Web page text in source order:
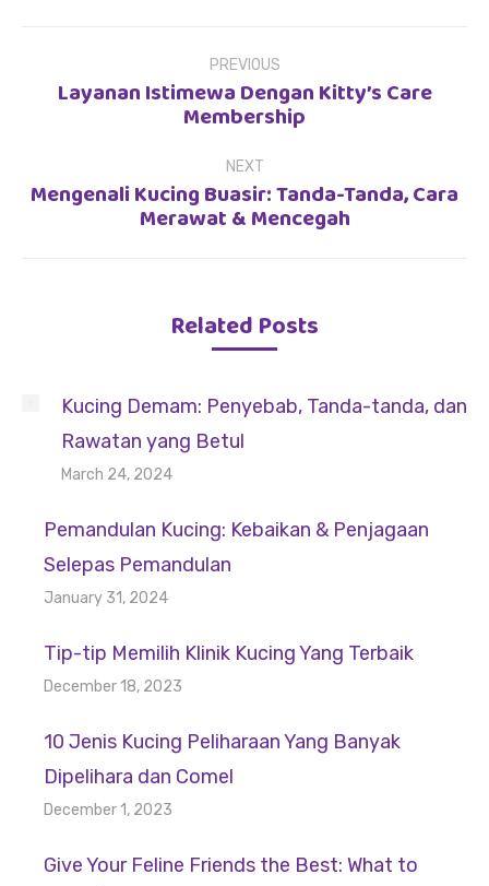
PREVIOUS
Previous
Layanan Istimewa Dengan Kitty’s Care
Membership
NEXT
Next
Mengenali Kucing Buasir: Tanda-Tanda, Cara
Merawat & Mencegah
Related Posts
Kucing Demam: Penyebab, Tanda-tanda, dan
Rawatan yang Betul
March 24, 2024
Pemandulan Kucing: Kebaikan & Penjagaan
Selepas Pemandulan
January 31, 2024
Tip-tip Memilih Klinik Kucing Yang Terbaik
December 18, 2023
10 Jenis Kucing Peliharaan Yang Banyak
Dipelihara dan Comel
December 1, 2023
Give Your Feline Friends the Best: What to